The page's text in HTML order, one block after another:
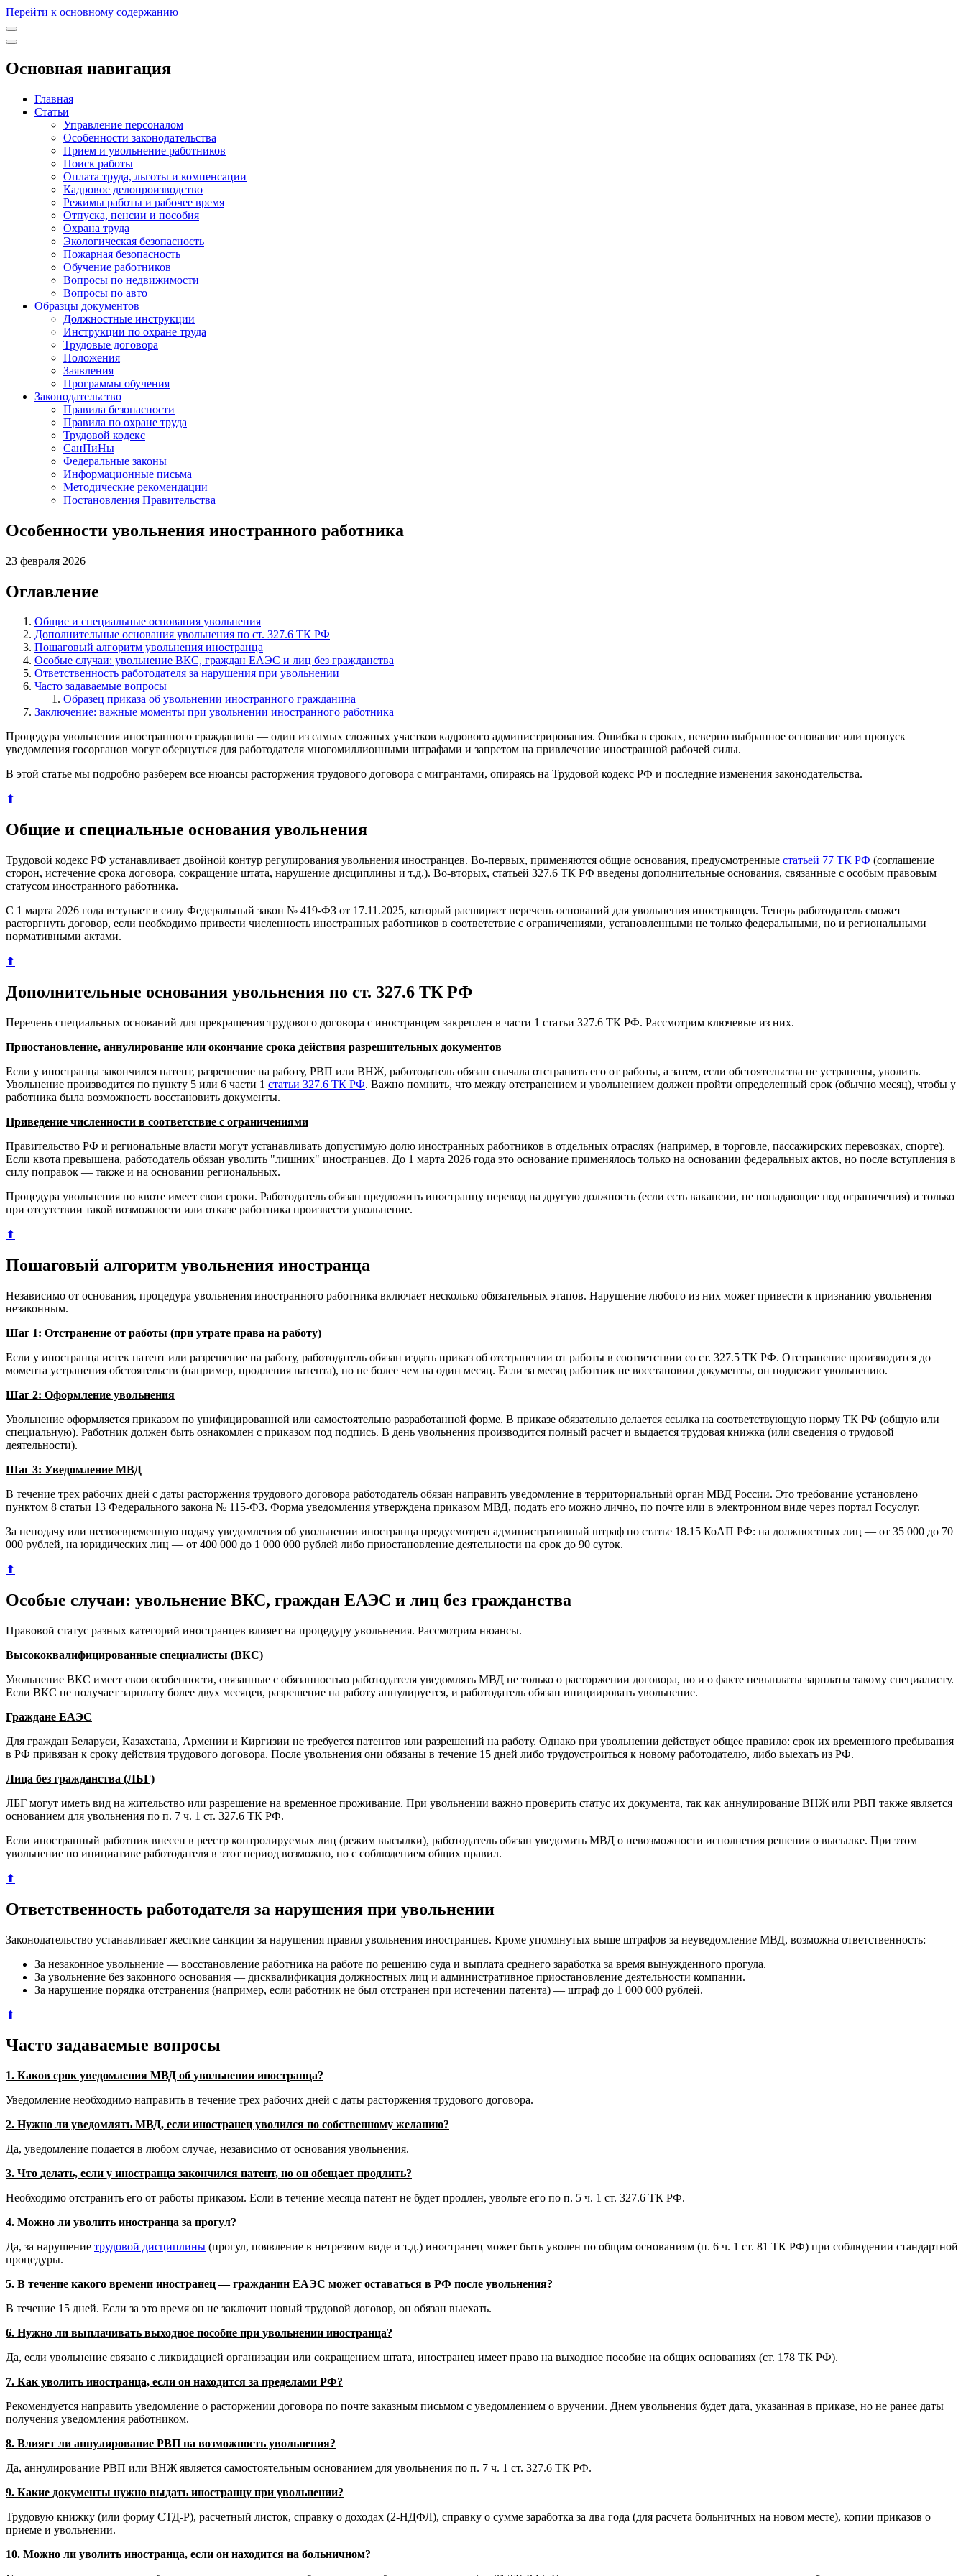
Перейти к основному содержанию
Основная навигация
Главная
Статьи
Управление персоналом
Особенности законодательства
Прием и увольнение работников
Поиск работы
Оплата труда, льготы и компенсации
Кадровое делопроизводство
Режимы работы и рабочее время
Отпуска, пенсии и пособия
Охрана труда
Экологическая безопасность
Пожарная безопасность
Обучение работников
Вопросы по недвижимости
Вопросы по авто
Образцы документов
Должностные инструкции
Инструкции по охране труда
Трудовые договора
Положения
Заявления
Программы обучения
Законодательство
Правила безопасности
Правила по охране труда
Трудовой кодекс
СанПиНы
Федеральные законы
Информационные письма
Методические рекомендации
Постановления Правительства
Особенности увольнения иностранного работника
23 февраля 2026
Оглавление
Общие и специальные основания увольнения
Дополнительные основания увольнения по ст. 327.6 ТК РФ
Пошаговый алгоритм увольнения иностранца
Особые случаи: увольнение ВКС, граждан ЕАЭС и лиц без гражданства
Ответственность работодателя за нарушения при увольнении
Часто задаваемые вопросы
Образец приказа об увольнении иностранного гражданина
Заключение: важные моменты при увольнении иностранного работника
Процедура увольнения иностранного гражданина — один из самых сложных участков кадрового администрирования. Ошибка в сроках, неверно выбранное основание или пропуск
уведомления госорганов могут обернуться для работодателя многомиллионными штрафами и запретом на привлечение иностранной рабочей силы.
В этой статье мы подробно разберем все нюансы расторжения трудового договора с мигрантами, опираясь на Трудовой кодекс РФ и последние изменения законодательства.
⬆
Общие и специальные основания увольнения
Трудовой кодекс РФ устанавливает двойной контур регулирования увольнения иностранцев. Во-первых, применяются общие основания, предусмотренные статьей 77 ТК РФ (соглашение
сторон, истечение срока договора, сокращение штата, нарушение дисциплины и т.д.). Во-вторых, статьей 327.6 ТК РФ введены дополнительные основания, связанные с особым правовым
статусом иностранного работника.
С 1 марта 2026 года вступает в силу Федеральный закон № 419-ФЗ от 17.11.2025, который расширяет перечень оснований для увольнения иностранцев. Теперь работодатель сможет
расторгнуть договор, если необходимо привести численность иностранных работников в соответствие с ограничениями, установленными не только федеральными, но и региональными
нормативными актами.
⬆
Дополнительные основания увольнения по ст. 327.6 ТК РФ
Перечень специальных оснований для прекращения трудового договора с иностранцем закреплен в части 1 статьи 327.6 ТК РФ. Рассмотрим ключевые из них.
Приостановление, аннулирование или окончание срока действия разрешительных документов
Если у иностранца закончился патент, разрешение на работу, РВП или ВНЖ, работодатель обязан сначала отстранить его от работы, а затем, если обстоятельства не устранены, уволить.
Увольнение производится по пункту 5 или 6 части 1 статьи 327.6 ТК РФ. Важно помнить, что между отстранением и увольнением должен пройти определенный срок (обычно месяц), чтобы у
работника была возможность восстановить документы.
Приведение численности в соответствие с ограничениями
Правительство РФ и региональные власти могут устанавливать допустимую долю иностранных работников в отдельных отраслях (например, в торговле, пассажирских перевозках, спорте).
Если квота превышена, работодатель обязан уволить "лишних" иностранцев. До 1 марта 2026 года это основание применялось только на основании федеральных актов, но после вступления в
силу поправок — также и на основании региональных.
Процедура увольнения по квоте имеет свои сроки. Работодатель обязан предложить иностранцу перевод на другую должность (если есть вакансии, не попадающие под ограничения) и только
при отсутствии такой возможности или отказе работника произвести увольнение.
⬆
Пошаговый алгоритм увольнения иностранца
Независимо от основания, процедура увольнения иностранного работника включает несколько обязательных этапов. Нарушение любого из них может привести к признанию увольнения
незаконным.
Шаг 1: Отстранение от работы (при утрате права на работу)
Если у иностранца истек патент или разрешение на работу, работодатель обязан издать приказ об отстранении от работы в соответствии со ст. 327.5 ТК РФ. Отстранение производится до
момента устранения обстоятельств (например, продления патента), но не более чем на один месяц. Если за месяц работник не восстановил документы, он подлежит увольнению.
Шаг 2: Оформление увольнения
Увольнение оформляется приказом по унифицированной или самостоятельно разработанной форме. В приказе обязательно делается ссылка на соответствующую норму ТК РФ (общую или
специальную). Работник должен быть ознакомлен с приказом под подпись. В день увольнения производится полный расчет и выдается трудовая книжка (или сведения о трудовой
деятельности).
Шаг 3: Уведомление МВД
В течение трех рабочих дней с даты расторжения трудового договора работодатель обязан направить уведомление в территориальный орган МВД России. Это требование установлено
пунктом 8 статьи 13 Федерального закона № 115-ФЗ. Форма уведомления утверждена приказом МВД, подать его можно лично, по почте или в электронном виде через портал Госуслуг.
За неподачу или несвоевременную подачу уведомления об увольнении иностранца предусмотрен административный штраф по статье 18.15 КоАП РФ: на должностных лиц — от 35 000 до 70
000 рублей, на юридических лиц — от 400 000 до 1 000 000 рублей либо приостановление деятельности на срок до 90 суток.
⬆
Особые случаи: увольнение ВКС, граждан ЕАЭС и лиц без гражданства
Правовой статус разных категорий иностранцев влияет на процедуру увольнения. Рассмотрим нюансы.
Высококвалифицированные специалисты (ВКС)
Увольнение ВКС имеет свои особенности, связанные с обязанностью работодателя уведомлять МВД не только о расторжении договора, но и о факте невыплаты зарплаты такому специалисту.
Если ВКС не получает зарплату более двух месяцев, разрешение на работу аннулируется, и работодатель обязан инициировать увольнение.
Граждане ЕАЭС
Для граждан Беларуси, Казахстана, Армении и Киргизии не требуется патентов или разрешений на работу. Однако при увольнении действует общее правило: срок их временного пребывания
в РФ привязан к сроку действия трудового договора. После увольнения они обязаны в течение 15 дней либо трудоустроиться к новому работодателю, либо выехать из РФ.
Лица без гражданства (ЛБГ)
ЛБГ могут иметь вид на жительство или разрешение на временное проживание. При увольнении важно проверить статус их документа, так как аннулирование ВНЖ или РВП также является
основанием для увольнения по п. 7 ч. 1 ст. 327.6 ТК РФ.
Если иностранный работник внесен в реестр контролируемых лиц (режим высылки), работодатель обязан уведомить МВД о невозможности исполнения решения о высылке. При этом
увольнение по инициативе работодателя в этот период возможно, но с соблюдением общих правил.
⬆
Ответственность работодателя за нарушения при увольнении
Законодательство устанавливает жесткие санкции за нарушения правил увольнения иностранцев. Кроме упомянутых выше штрафов за неуведомление МВД, возможна ответственность:
За незаконное увольнение — восстановление работника на работе по решению суда и выплата среднего заработка за время вынужденного прогула.
За увольнение без законного основания — дисквалификация должностных лиц и административное приостановление деятельности компании.
За нарушение порядка отстранения (например, если работник не был отстранен при истечении патента) — штраф до 1 000 000 рублей.
⬆
Часто задаваемые вопросы
1. Каков срок уведомления МВД об увольнении иностранца?
Уведомление необходимо направить в течение трех рабочих дней с даты расторжения трудового договора.
2. Нужно ли уведомлять МВД, если иностранец уволился по собственному желанию?
Да, уведомление подается в любом случае, независимо от основания увольнения.
3. Что делать, если у иностранца закончился патент, но он обещает продлить?
Необходимо отстранить его от работы приказом. Если в течение месяца патент не будет продлен, увольте его по п. 5 ч. 1 ст. 327.6 ТК РФ.
4. Можно ли уволить иностранца за прогул?
Да, за нарушение трудовой дисциплины (прогул, появление в нетрезвом виде и т.д.) иностранец может быть уволен по общим основаниям (п. 6 ч. 1 ст. 81 ТК РФ) при соблюдении стандартной
процедуры.
5. В течение какого времени иностранец — гражданин ЕАЭС может оставаться в РФ после увольнения?
В течение 15 дней. Если за это время он не заключит новый трудовой договор, он обязан выехать.
6. Нужно ли выплачивать выходное пособие при увольнении иностранца?
Да, если увольнение связано с ликвидацией организации или сокращением штата, иностранец имеет право на выходное пособие на общих основаниях (ст. 178 ТК РФ).
7. Как уволить иностранца, если он находится за пределами РФ?
Рекомендуется направить уведомление о расторжении договора по почте заказным письмом с уведомлением о вручении. Днем увольнения будет дата, указанная в приказе, но не ранее даты
получения уведомления работником.
8. Влияет ли аннулирование РВП на возможность увольнения?
Да, аннулирование РВП или ВНЖ является самостоятельным основанием для увольнения по п. 7 ч. 1 ст. 327.6 ТК РФ.
9. Какие документы нужно выдать иностранцу при увольнении?
Трудовую книжку (или форму СТД-Р), расчетный листок, справку о доходах (2-НДФЛ), справку о сумме заработка за два года (для расчета больничных на новом месте), копии приказов о
приеме и увольнении.
10. Можно ли уволить иностранца, если он находится на больничном?